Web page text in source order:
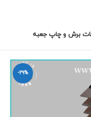
برش و چاپ جعبه
-29%